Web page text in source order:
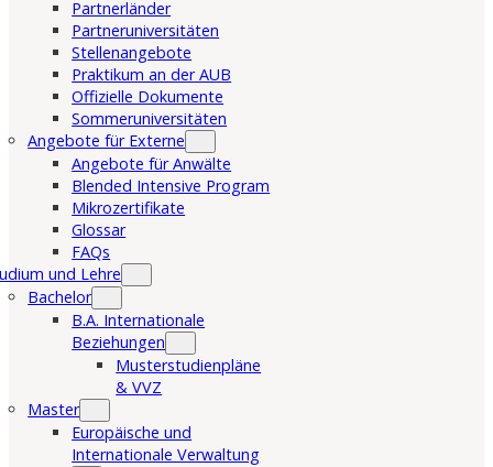
Partnerländer
Partneruniversitäten
Stellenangebote
Praktikum an der AUB
Offizielle Dokumente
Sommeruniversitäten
Angebote für Externe
Angebote für Anwälte
Blended Intensive Program
Mikrozertifikate
Glossar
FAQs
und Lehre
Bachelor
B.A. Internationale
Beziehungen
Musterstudienpläne
& VVZ
Master
Europäische und
Internationale Verwaltung